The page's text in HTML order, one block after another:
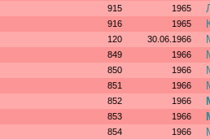
915 1965
916 1965
120 30.06.1966
849 1966
850 1966
851 1966
852 1966
853 1966
854 1966